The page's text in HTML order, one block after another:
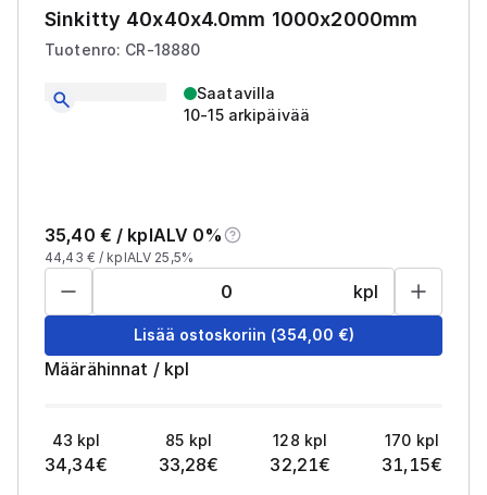
Sinkitty 40x40x4.0mm 1000x2000mm
Tuotenro: CR-18880
Saatavilla
10-15 arkipäivää
35,40 € / kplALV 0%
44,43 € / kplALV 25,5%
kpl
Lisää ostoskoriin (354,00 €)
Määrähinnat / kpl
43 kpl
34,34€
85 kpl
33,28€
128 kpl
32,21€
170 kpl
31,15€